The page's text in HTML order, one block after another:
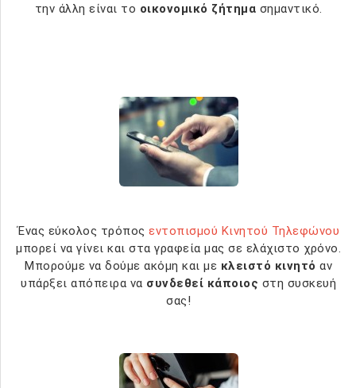
την άλλη είναι το οικονομικό ζήτημα σημαντικό.
Ένας εύκολος τρόπος εντοπισμού Κινητού Τηλεφώνου
μπορεί να γίνει και στα γραφεία μας σε ελάχιστο χρόνο.
Μπορούμε να δούμε ακόμη και με κλειστό κινητό αν
υπάρξει απόπειρα να συνδεθεί κάποιος στη συσκευή
σας!